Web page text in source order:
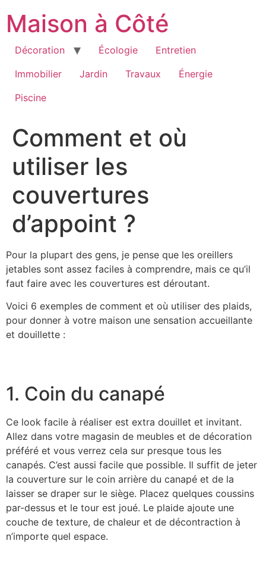
contenu
Maison à Côté
Décoration Écologie
Entretien
Immobilier
Jardin Travaux
Énergie
Piscine
Comment et où
utiliser les
couvertures
d’appoint ?
Pour la plupart des gens, je pense que les oreillers
jetables sont assez faciles à comprendre, mais ce qu’il
faut faire avec les couvertures est déroutant.
Voici 6 exemples de comment et où utiliser des plaids,
pour donner à votre maison une sensation accueillante
et douillette :
1. Coin du canapé
Ce look facile à réaliser est extra douillet et invitant.
Allez dans votre magasin de meubles et de décoration
préféré et vous verrez cela sur presque tous les
canapés. C’est aussi facile que possible. Il suffit de jeter
la couverture sur le coin arrière du canapé et de la
laisser se draper sur le siège. Placez quelques coussins
par-dessus et le tour est joué. Le plaide ajoute une
couche de texture, de chaleur et de décontraction à
n’importe quel espace.